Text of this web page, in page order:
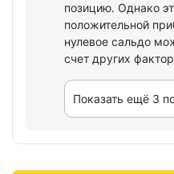
позицию. Однако
положительной
нулевое сальдо
счет других
Показать ещё 3